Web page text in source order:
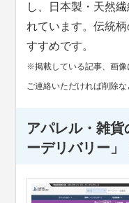
し、日本製・天然
れています。伝統
すすめです。
※掲載している記事、画像
ご連絡いただければ削除な
アパレル・雑
ーデリバリー」